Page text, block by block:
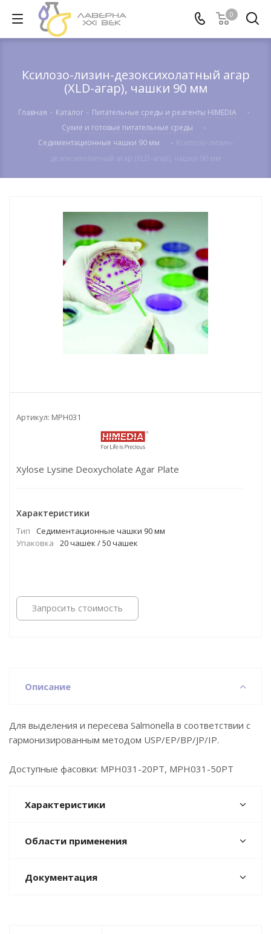
0
Ксилозо-лизин-дезоксихолатный агар
(XLD-агар), чашки 90 мм
Главная - Каталог - Питательные среды и реагенты HIMEDIA
-
Сухие и готовые питательные среды
-
Cедиментационные чашки 90 мм
-
Артикул: MPH031
Xylose Lysine Deoxycholate Agar Plate
Характеристики
Тип
Cедиментационные чашки 90 мм
Упаковка
20 чашек / 50 чашек
Запросить стоимость
Описание
Для выделения и пересева Salmonella в соответствии с
гармонизированным методом USP/EP/BP/JP/IP.
Доступные фасовки: MPH031-20PT, MPH031-50PT
Характеристики
Области применения
Документация